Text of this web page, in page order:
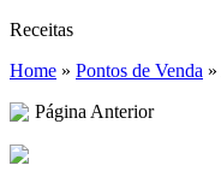
Receitas
Home » Pontos de Venda »
Página Anterior